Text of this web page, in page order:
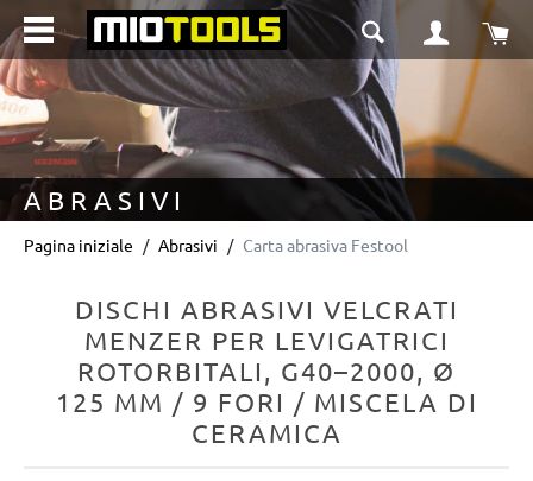
principale Il
ABRASIVI
Pagina iniziale Abrasivi Carta abrasiva Festool
DISCHI ABRASIVI VELCRATI
MENZER PER LEVIGATRICI
ROTORBITALI, G40–2000, Ø
125 MM / 9 FORI / MISCELA DI
CERAMICA